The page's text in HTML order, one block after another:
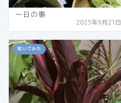
一日の事
2025年9月21日
呟いてみた